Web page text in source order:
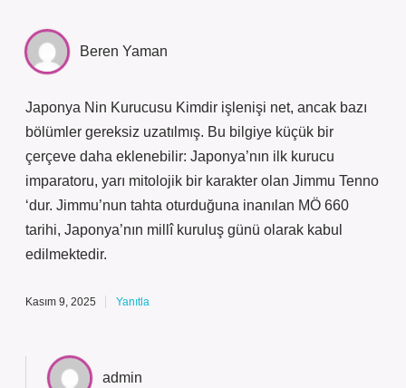
Beren Yaman
Japonya Nin Kurucusu Kimdir işlenişi net, ancak bazı
bölümler gereksiz uzatılmış. Bu bilgiye küçük bir
çerçeve daha eklenebilir: Japonya’nın ilk kurucu
imparatoru, yarı mitolojik bir karakter olan Jimmu Tenno
‘dur. Jimmu’nun tahta oturduğuna inanılan MÖ 660
tarihi, Japonya’nın millî kuruluş günü olarak kabul
edilmektedir.
Kasım 9, 2025 Yanıtla
admin